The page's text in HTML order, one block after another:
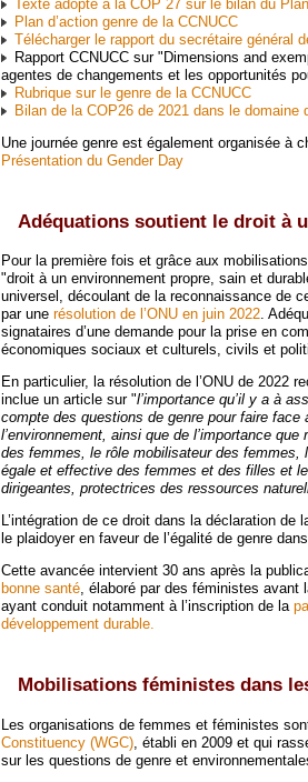
Texte adopté à la COP 27 sur le bilan du
Plan d’action genre de la CCNUCC
Télécharger le rapport du secrétaire général
Rapport CCNUCC sur "Dimensions and
agentes de changements et les opportunités
Rubrique sur le genre de la CCNUCC
Bilan de la COP26 de 2021 dans le domaine
Une journée genre est également organisée à
Présentation du Gender Day
Adéquations soutient le droit à
Pour la première fois et grâce aux
"droit à un environnement propre, sain et
universel, découlant de la reconnaissance de
par une résolution de l’ONU en juin 2022 .
signataires d’une demande pour la prise en
économiques sociaux et culturels, civils et
En particulier, la résolution de l’ONU de 2022
inclue un article sur "l’importance qu’il y a à
compte des questions de genre pour faire
l’environnement, ainsi que de l’importance
des femmes, le rôle mobilisateur des
égale et effective des femmes et des filles et
dirigeantes, protectrices des ressources
L’intégration de ce droit dans la déclaration
le plaidoyer en faveur de l’égalité de genre
Cette avancée intervient 30 ans après la
bonne santé, élaboré par des féministes avant
ayant conduit notamment à l’inscription de la
développement durable.
Mobilisations féministes dans
Les organisations de femmes et féministes
Constituency (WGC) , établi en 2009 et qui
sur les questions de genre et